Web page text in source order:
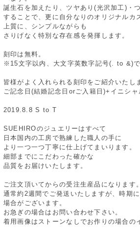
誕生石を加えたり、ツヤあり(光沢加工)・
することで、更に自分なりのオリジナルカ
上質に、シンプルながらも
さりげなく特別な存在感を発揮します。
刻印は無料。
※15文字以内、大文字英数字記号(. to &)で
皆様がよく入れられる刻印をご紹介いたし
ご記念日(結婚記念日orご入籍日)+イニシャ
2019.8.8 S to T
SUEHIROのジュエリーはすべて
日本国内の工房で熟練した職人の手に
より一つ一つ丁寧に仕上げてまいります。
細部までにこだわった確かな
品質をお届けいたします。
ご注文頂いてからの受注生産品になります。
通常約2週間でご発送いたしますが、時期
場合がございます。
お急ぎの場合はお問い合わせ下さい。
着用画像はストーンなしでお作りの場合の